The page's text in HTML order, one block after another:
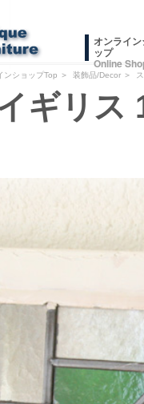
オンライ
ップ
Online
ンショップTop ＞ 装飾品/Decor ＞
ギリ